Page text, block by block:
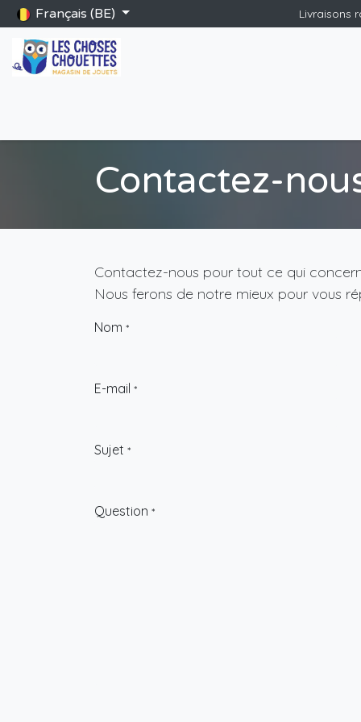
Se rendre au contenu
Français (BE) Livraisons
Contactez-
Contactez-nous pour tout ce qui
Nous ferons de notre mieux pour vous
Nom *
E-mail *
Sujet *
Question *